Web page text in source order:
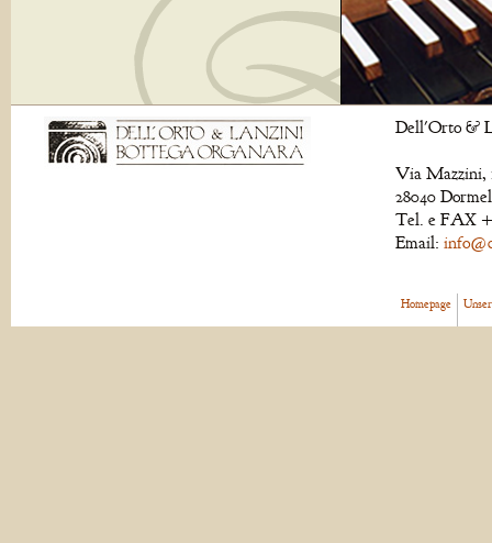
Dell'Orto &
Via Mazzini,
28040
Tel. e FAX
Email:
Homepage